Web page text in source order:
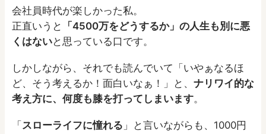
会社員時代が楽しかった私。
正直いうと
「4500万をどうするか」の人生も別に悪
くはないと思っている口です。
しかしながら、それでも読んでいて「いやぁなるほ
ど、そう考えるか！面白いなぁ！」と、 ナリワイ的な
考え方に、何度も膝を打ってしまいます。
「 スローライフに憧れる 」と言いながらも、1000円